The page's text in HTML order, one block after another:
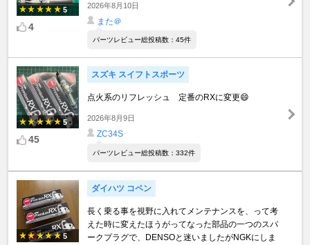
5
4
2026年8月10日
また＠
パーツレビュー総投稿数：45件
5
45
スズキ スイフトスポーツ
点火系のリフレッシュ 定番のRXに変更😄
2026年8月9日
ZC34S
パーツレビュー総投稿数：332件
5
ダイハツ コペン
長く乗る事を視野に入れてメンテナンスを、って考
えた時に変えたほうがってなった部品の一つのスパ
ークプラグで、DENSOと迷いましたがNGKにしま